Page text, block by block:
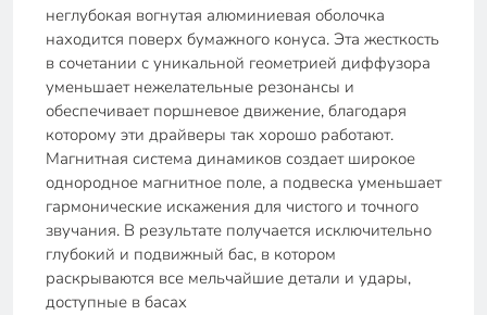
неглубокая вогнутая алюминиевая оболочка
находится поверх бумажного конуса. Эта жесткость
в сочетании с уникальной геометрией диффузора
уменьшает нежелательные резонансы и
обеспечивает поршневое движение, благодаря
которому эти драйверы так хорошо работают.
Магнитная система динамиков создает широкое
однородное магнитное поле, а подвеска уменьшает
гармонические искажения для чистого и точного
звучания. В результате получается исключительно
глубокий и подвижный бас, в котором
раскрываются все мельчайшие детали и удары,
доступные в басах